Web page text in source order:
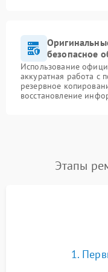
безопасное
Использование
аккуратная работа с
резервное
восстановление
Этапы
1.